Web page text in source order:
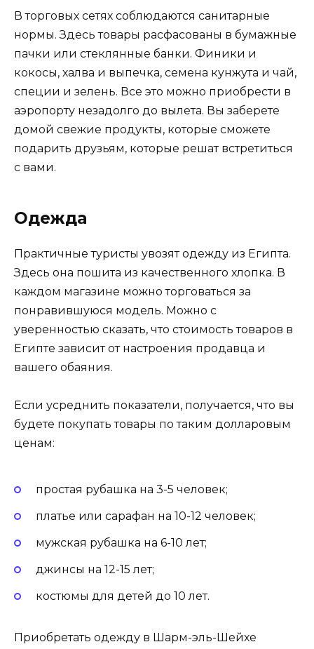
В торговых сетях соблюдаются санитарные
нормы. Здесь товары расфасованы в бумажные
пачки или стеклянные банки. Финики и
кокосы, халва и выпечка, семена кунжута и чай,
специи и зелень. Все это можно приобрести в
аэропорту незадолго до вылета. Вы заберете
домой свежие продукты, которые сможете
подарить друзьям, которые решат встретиться
с вами.
Одежда
Практичные туристы увозят одежду из Египта.
Здесь она пошита из качественного хлопка. В
каждом магазине можно торговаться за
понравившуюся модель. Можно с
уверенностью сказать, что стоимость товаров в
Египте зависит от настроения продавца и
вашего обаяния.
Если усреднить показатели, получается, что вы
будете покупать товары по таким долларовым
ценам:
простая рубашка на 3-5 человек;
платье или сарафан на 10-12 человек;
мужская рубашка на 6-10 лет;
джинсы на 12-15 лет;
костюмы для детей до 10 лет.
Приобретать одежду в Шарм-эль-Шейхе